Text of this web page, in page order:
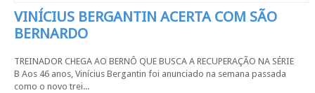
VINÍCIUS BERGANTIN ACERTA COM SÃO
BERNARDO
TREINADOR CHEGA AO BERNÔ QUE BUSCA A RECUPERAÇÃO NA SÉRIE
B Aos 46 anos, Vinícius Bergantin foi anunciado na semana passada
como o novo trei...